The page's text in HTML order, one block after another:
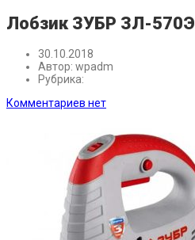
Лобзик ЗУБР ЗЛ-570Э
30.10.2018
Автор: wpadm
Рубрика:
Комментариев нет